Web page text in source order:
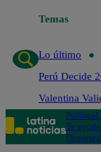
Temas
Lo último
Perú Decide
Valentina
Política
Te ayudo
Deportes